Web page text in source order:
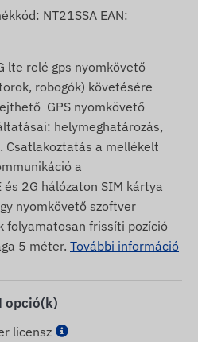
NT21SSA EAN:
lte relé gps nyomkövető
robogók) követésére
GPS nyomkövető
helymeghatározás,
Csatlakoztatás a mellékelt
a
és 2G hálózaton SIM kártya
nyomkövető szoftver
folyamatosan frissíti pozíció
5 méter. További információ
opció(k)
licensz